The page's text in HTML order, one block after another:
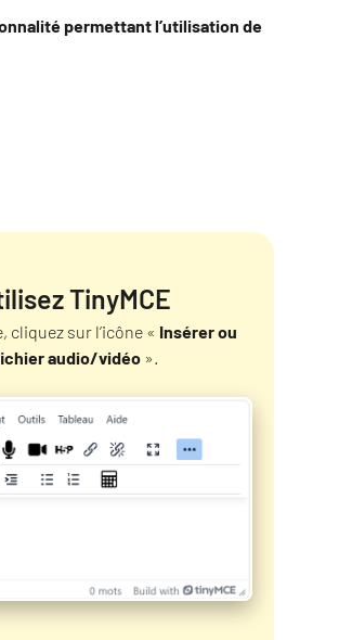
permettant l’utilisation de
TinyMCE
cliquez sur l’icône « Insérer ou
audio/vidéo».